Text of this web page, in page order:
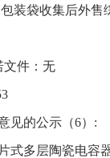
装袋收集后外
文件：无
见的公示（6）:
式多层陶瓷电容